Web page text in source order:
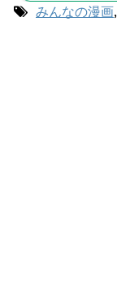
みんなの漫画,